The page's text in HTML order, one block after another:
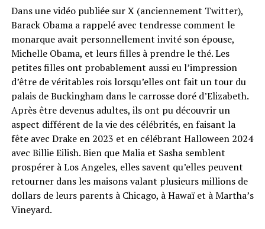
Dans une vidéo publiée sur X (anciennement Twitter),
Barack Obama a rappelé avec tendresse comment le
monarque avait personnellement invité son épouse,
Michelle Obama, et leurs filles à prendre le thé. Les
petites filles ont probablement aussi eu l’impression
d’être de véritables rois lorsqu’elles ont fait un tour du
palais de Buckingham dans le carrosse doré d’Elizabeth.
Après être devenus adultes, ils ont pu découvrir un
aspect différent de la vie des célébrités, en faisant la
fête avec Drake en 2023 et en célébrant Halloween 2024
avec Billie Eilish. Bien que Malia et Sasha semblent
prospérer à Los Angeles, elles savent qu’elles peuvent
retourner dans les maisons valant plusieurs millions de
dollars de leurs parents à Chicago, à Hawaï et à Martha’s
Vineyard.